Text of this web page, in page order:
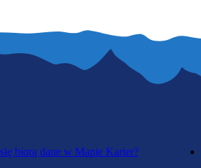
biorą dane w Mapie Karier?